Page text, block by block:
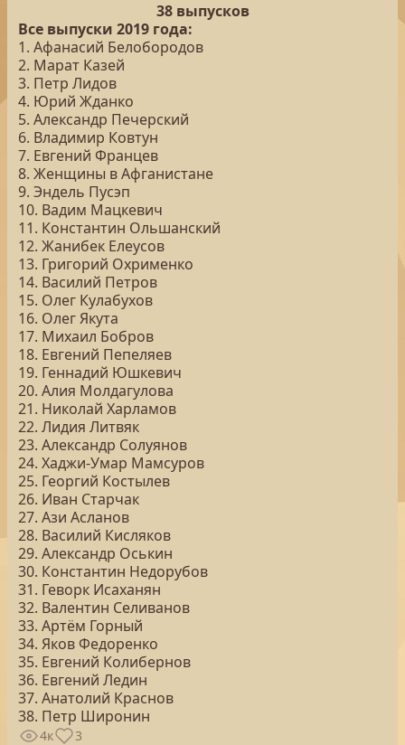
38 выпусков
Все выпуски 2019 года:
1. Афанасий Белобородов
2. Марат Казей
3. Петр Лидов
4. Юрий Жданко
5. Александр Печерский
6. Владимир Ковтун
7. Евгений Францев
8. Женщины в Афганистане
9. Эндель Пусэп
10. Вадим Мацкевич
11. Константин Ольшанский
12. Жанибек Елеусов
13. Григорий Охрименко
14. Василий Петров
15. Олег Кулабухов
16. Олег Якута
17. Михаил Бобров
18. Евгений Пепеляев
19. Геннадий Юшкевич
20. Алия Молдагулова
21. Николай Харламов
22. Лидия Литвяк
23. Александр Солуянов
24. Хаджи-Умар Мамсуров
25. Георгий Костылев
26. Иван Старчак
27. Ази Асланов
28. Василий Кисляков
29. Александр Оськин
30. Константин Недорубов
31. Геворк Исаханян
32. Валентин Селиванов
33. Артём Горный
34. Яков Федоренко
35. Евгений Колибернов
36. Евгений Ледин
37. Анатолий Краснов
38. Петр Широнин
4к 3